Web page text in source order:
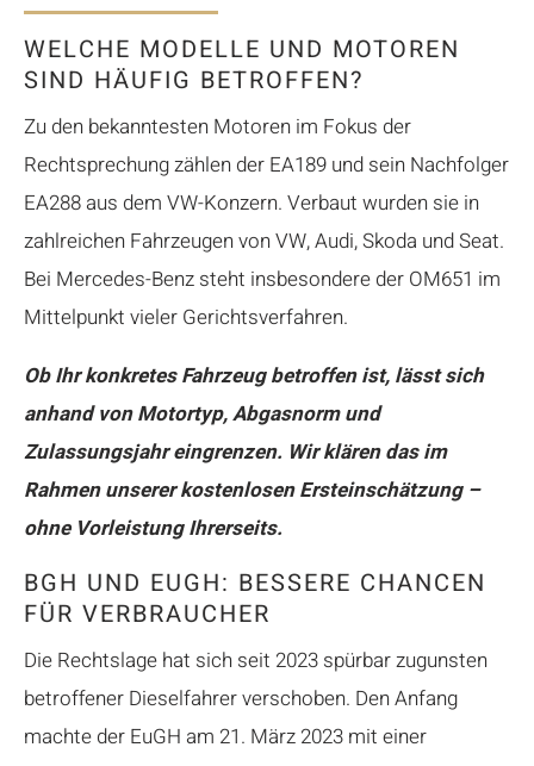
WELCHE MODELLE UND MOTOREN
SIND HÄUFIG BETROFFEN?
Zu den bekanntesten Motoren im Fokus der
Rechtsprechung zählen der EA189 und sein Nachfolger
EA288 aus dem VW-Konzern. Verbaut wurden sie in
zahlreichen Fahrzeugen von VW, Audi, Skoda und Seat.
Bei Mercedes-Benz steht insbesondere der OM651 im
Mittelpunkt vieler Gerichtsverfahren.
Ob Ihr konkretes Fahrzeug betroffen ist, lässt sich
anhand von Motortyp, Abgasnorm und
Zulassungsjahr eingrenzen. Wir klären das im
Rahmen unserer kostenlosen Ersteinschätzung –
ohne Vorleistung Ihrerseits.
BGH UND EUGH: BESSERE CHANCEN
FÜR VERBRAUCHER
Die Rechtslage hat sich seit 2023 spürbar zugunsten
betroffener Dieselfahrer verschoben. Den Anfang
machte der EuGH am 21. März 2023 mit einer